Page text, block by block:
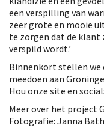
een verspilling van
zeer grote en mooie
te zorgen dat de klant
verspild wordt.’
Binnenkort stellen we
meedoen aan
Hou onze site en
Meer over het project
Fotografie: Janna